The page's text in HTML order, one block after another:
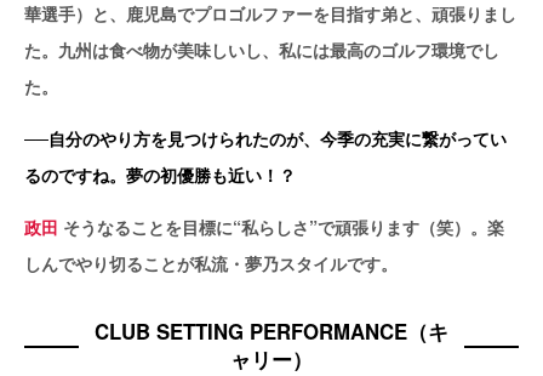
華選手）と、鹿児島でプロゴルファーを目指す弟と、頑張りまし
た。九州は食べ物が美味しいし、私には最高のゴルフ環境でし
た。
──自分のやり方を見つけられたのが、今季の充実に繋がってい
るのですね。夢の初優勝も近い！？
政田 そうなることを目標に“私らしさ”で頑張ります（笑）。楽
しんでやり切ることが私流・夢乃スタイルです。
CLUB SETTING PERFORMANCE（キ
ャリー）